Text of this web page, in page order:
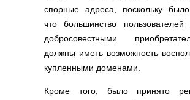
спорные адреса, поскольку
что большинство пользователей
добросовестными
должны иметь возможность
купленными доменами.
Кроме того, было принято